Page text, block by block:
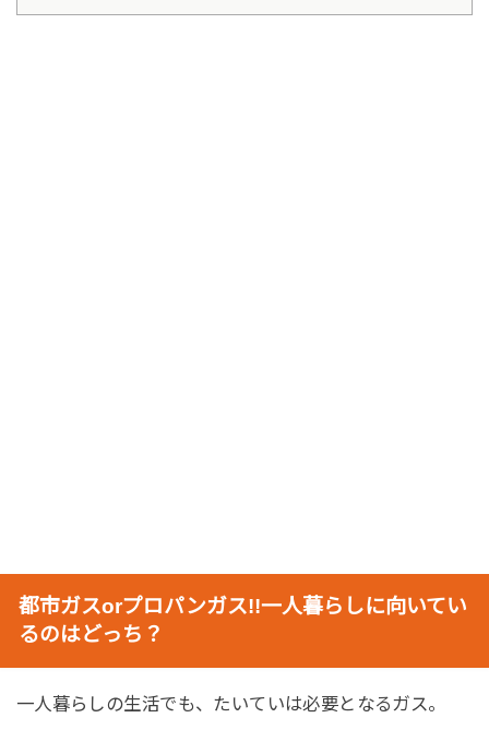
都市ガスorプロパンガス!!一人暮らしに向いてい
るのはどっち？
一人暮らしの生活でも、たいていは必要となるガス。